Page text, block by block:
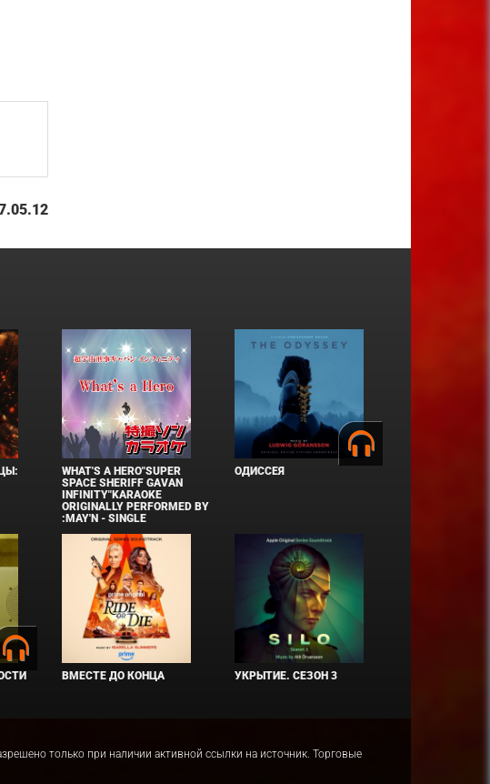
WHAT'S A HERO"SUPER
SPACE SHERIFF GAVAN
INFINITY"KARAOKE
ORIGINALLY PERFORMED BY
:MAY'N - SINGLE
ОДИССЕЯ
ВМЕСТЕ ДО КОНЦА УКРЫТИЕ. СЕЗОН 3
только при наличии активной ссылки на источник. Торговые